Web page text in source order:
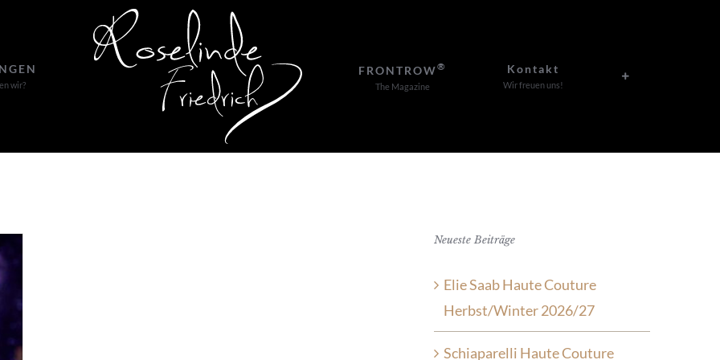
wir?
FRONTROW®
The Magazine
Kontakt
Wir freuen uns!
Neueste Beiträge
Elie Saab Haute Couture
Herbst/Winter 2026/27
Schiaparelli Haute Couture